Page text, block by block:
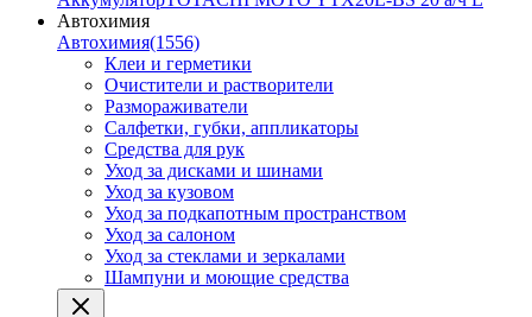
Автохимия
Автохимия(1556)
Клеи и герметики
Очистители и растворители
Размораживатели
Салфетки, губки, аппликаторы
Средства для рук
Уход за дисками и шинами
Уход за кузовом
Уход за подкапотным пространством
Уход за салоном
Уход за стеклами и зеркалами
Шампуни и моющие средства